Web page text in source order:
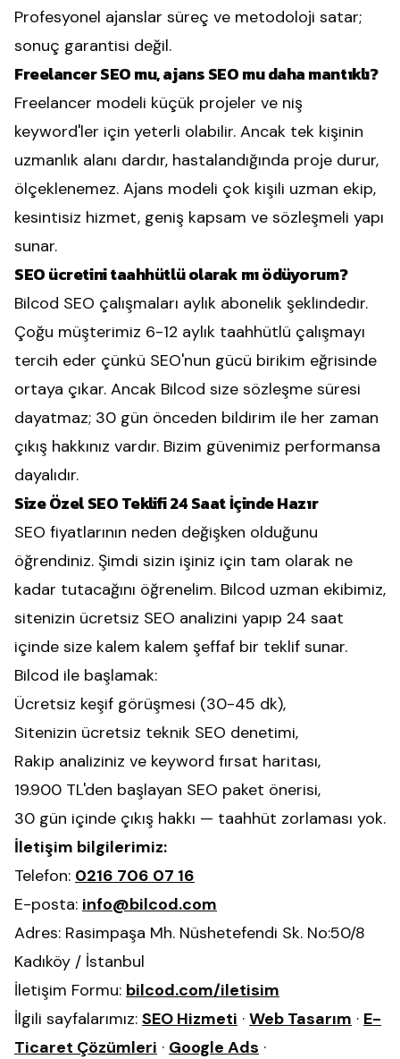
Profesyonel ajanslar süreç ve metodoloji satar;
sonuç garantisi değil.
Freelancer SEO mu, ajans SEO mu daha mantıklı?
Freelancer modeli küçük projeler ve niş
keyword'ler için yeterli olabilir. Ancak tek kişinin
uzmanlık alanı dardır, hastalandığında proje durur,
ölçeklenemez. Ajans modeli çok kişili uzman ekip,
kesintisiz hizmet, geniş kapsam ve sözleşmeli yapı
sunar.
SEO ücretini taahhütlü olarak mı ödüyorum?
Bilcod SEO çalışmaları aylık abonelik şeklindedir.
Çoğu müşterimiz 6-12 aylık taahhütlü çalışmayı
tercih eder çünkü SEO'nun gücü birikim eğrisinde
ortaya çıkar. Ancak Bilcod size sözleşme süresi
dayatmaz; 30 gün önceden bildirim ile her zaman
çıkış hakkınız vardır. Bizim güvenimiz performansa
dayalıdır.
Size Özel SEO Teklifi 24 Saat İçinde Hazır
SEO fiyatlarının neden değişken olduğunu
öğrendiniz. Şimdi sizin işiniz için tam olarak ne
kadar tutacağını öğrenelim. Bilcod uzman ekibimiz,
sitenizin ücretsiz SEO analizini yapıp 24 saat
içinde size kalem kalem şeffaf bir teklif sunar.
Bilcod ile başlamak:
Ücretsiz keşif görüşmesi (30-45 dk),
Sitenizin ücretsiz teknik SEO denetimi,
Rakip analiziniz ve keyword fırsat haritası,
19.900 TL'den başlayan SEO paket önerisi,
30 gün içinde çıkış hakkı — taahhüt zorlaması yok.
İletişim bilgilerimiz:
Telefon: 0216 706 07 16
E-posta: info@bilcod.com
Adres: Rasimpaşa Mh. Nüshetefendi Sk. No:50/8
Kadıköy / İstanbul
İletişim Formu: bilcod.com/iletisim
İlgili sayfalarımız: SEO Hizmeti · Web Tasarım · E-
Ticaret Çözümleri · Google Ads ·